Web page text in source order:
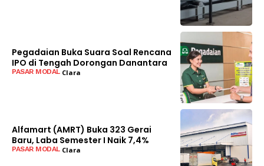
Pegadaian Buka Suara Soal Rencana
IPO di Tengah Dorongan Danantara
PASAR MODAL Clara
Alfamart (AMRT) Buka 323 Gerai
Baru, Laba Semester I Naik 7,4%
PASAR MODAL Clara